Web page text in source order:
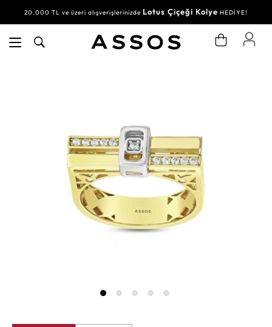
20.000 TL ve üzeri alışverişlerinizde Lotus Çiçeği Kolye HEDİYE!